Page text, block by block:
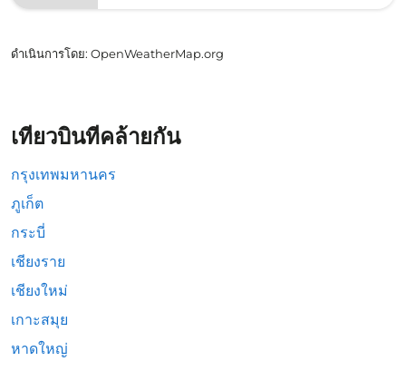
ดำเนินการโดย: OpenWeatherMap.org
เที่ยวบินที่คล้ายกัน
กรุงเทพมหานคร
ภูเก็ต
กระบี่
เชียงราย
เชียงใหม่
เกาะสมุย
หาดใหญ่